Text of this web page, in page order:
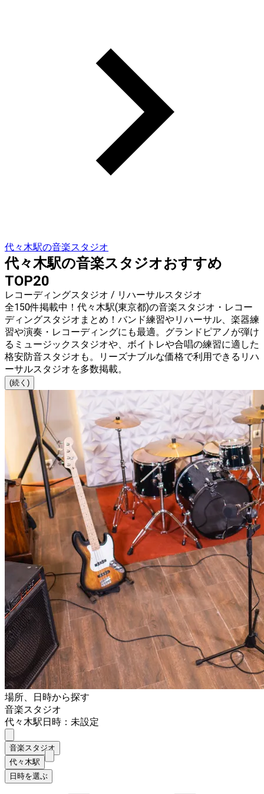
代々木駅の音楽スタジオ
代々木駅の音楽スタジオおすすめ
TOP20
レコーディングスタジオ / リハーサルスタジオ
全150件掲載中！代々木駅(東京都)の音楽スタジオ・レコー
ディングスタジオまとめ！バンド練習やリハーサル、楽器練
習や演奏・レコーディングにも最適。グランドピアノが弾け
るミュージックスタジオや、ボイトレや合唱の練習に適した
格安防音スタジオも。リーズナブルな価格で利用できるリハ
ーサルスタジオを多数掲載。
(続く)
場所、日時から探す
音楽スタジオ
代々木駅日時：未設定
音楽スタジオ
代々木駅
日時を選ぶ